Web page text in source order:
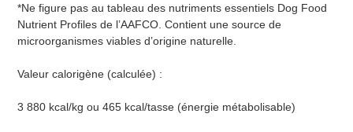
*Ne figure pas au tableau des nutriments essentiels Dog Food
Nutrient Profiles de l’AAFCO. Contient une source de
microorganismes viables d’origine naturelle.
Valeur calorigène (calculée) :
3 880 kcal/kg ou 465 kcal/tasse (énergie métabolisable)